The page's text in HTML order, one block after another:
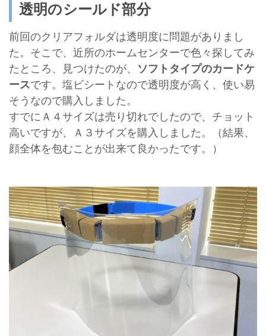
透明のシールド部分
前回のクリアフォルダは透明度に問題がありまし
た。そこで、近所のホームセンターで色々探してみ
たところ、見つけたのが、 ソフトタイプのカードケ
ースです。塩ビシートなので透明度が高く、使い易
そうなので購入しました。
すでにＡ４サイズは売り切れでしたので、チョット
高いですが、Ａ３サイズを購入しました。（結果、
顔全体を包むことが出来て良かったです。）